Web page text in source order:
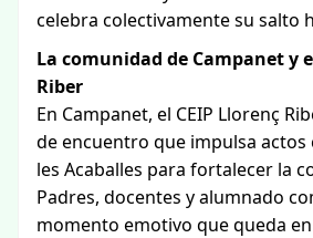
celebra colectivamente su salto
La comunidad de Campanet y
Riber
En Campanet, el CEIP Llorenç
de encuentro que impulsa actos
les Acaballes para fortalecer la
Padres, docentes y alumnado
momento emotivo que queda